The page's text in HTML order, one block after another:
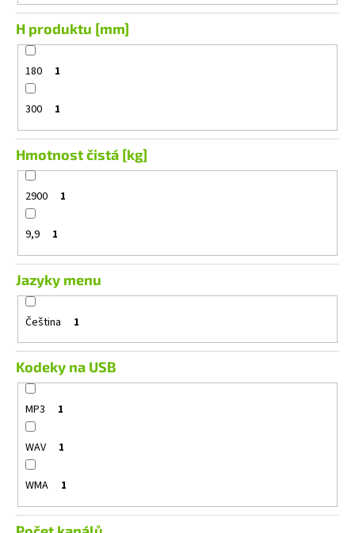
H produktu [mm]
180 1
300 1
Hmotnost čistá [kg]
2900 1
9,9 1
Jazyky menu
Čeština 1
Kodeky na USB
MP3 1
WAV 1
WMA 1